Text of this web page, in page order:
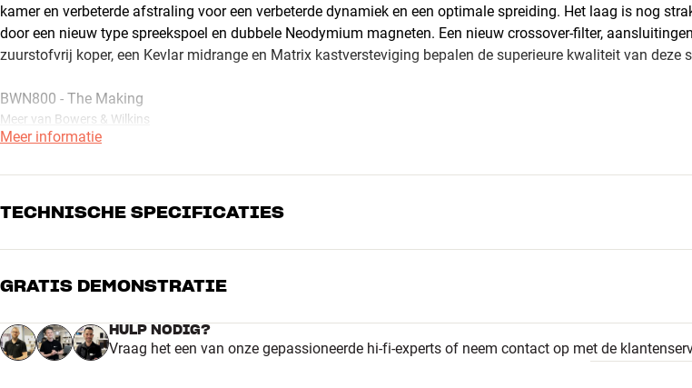
kamer en verbeterde afstraling voor een verbeterde dynamiek en een optimale spreiding. Het laag is nog
door een nieuw type spreekspoel en dubbele Neodymium magneten. Een nieuw crossover-filter,
zuurstofvrij koper, een Kevlar midrange en Matrix kastversteviging bepalen de superieure kwaliteit van deze
BWN800 - The Making
Meer van Bowers & Wilkins
Meer informatie
TECHNISCHE SPECIFICATIES
AFMETINGEN EN DESIGN
Model / Variant
Gewicht (kg)
115
GRATIS DEMONSTRATIE
HULP NODIG?
Vraag het een van onze gepassioneerde hi-fi-experts of neem contact op met de